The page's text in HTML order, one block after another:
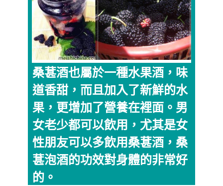
桑葚酒也屬於一種水果酒，味
道香甜，而且加入了新鮮的水
果，更增加了營養在裡面。男
女老少都可以飲用，尤其是女
性朋友可以多飲用桑葚酒，桑
葚泡酒的功效對身體的非常好
的。